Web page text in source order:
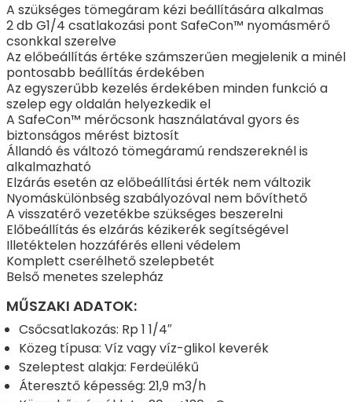
A szükséges tömegáram kézi beállítására alkalmas
2 db G1/4 csatlakozási pont SafeCon™ nyomásmérő
csonkkal szerelve
Az előbeállítás értéke számszerűen megjelenik a minél
pontosabb beállítás érdekében
Az egyszerűbb kezelés érdekében minden funkció a
szelep egy oldalán helyezkedik el
A SafeCon™ mérőcsonk használatával gyors és
biztonságos mérést biztosít
Állandó és változó tömegáramú rendszereknél is
alkalmazható
Elzárás esetén az előbeállítási érték nem változik
Nyomáskülönbség szabályozóval nem bővíthető
A visszatérő vezetékbe szükséges beszerelni
Előbeállítás és elzárás kézikerék segítségével
Illetéktelen hozzáférés elleni védelem
Komplett cserélhető szelepbetét
Belső menetes szelepház
MŰSZAKI ADATOK:
Csőcsatlakozás: Rp 1 1/4″
Közeg típusa: Víz vagy víz-glikol keverék
Szeleptest alakja: Ferdeülékű
Áteresztő képesség: 21,9 m3/h